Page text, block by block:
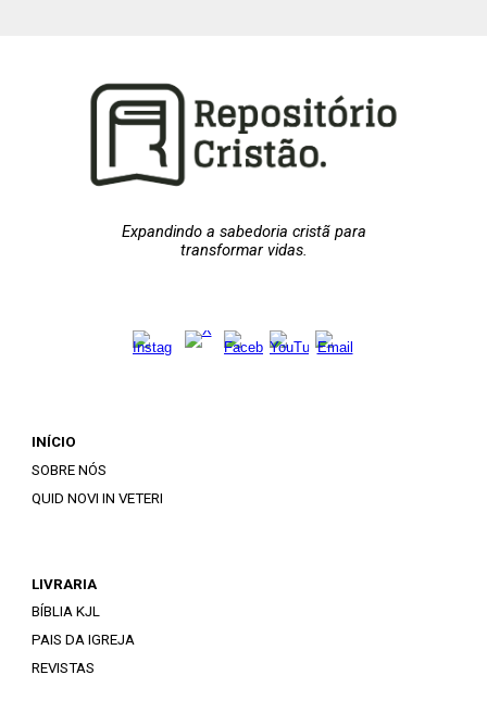
Expandindo a sabedoria cristã para
transformar vidas.
INÍCIO
SOBRE NÓS
QUID NOVI IN VETERI
LIVRARIA
BÍBLIA KJL
PAIS DA IGREJA
REVISTAS